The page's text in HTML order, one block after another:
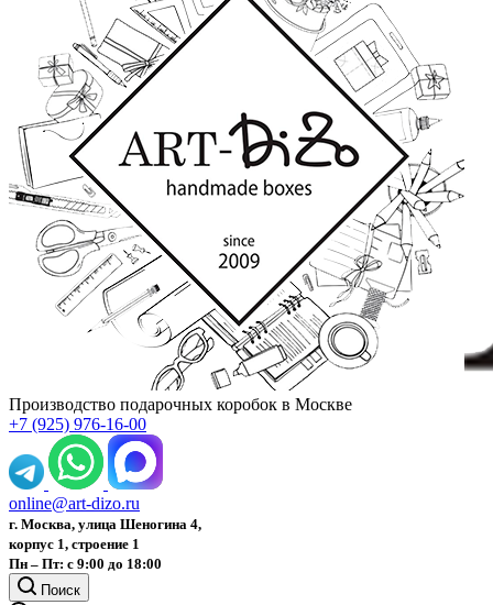
Производство подарочных коробок в Москве
+7 (925) 976-16-00
online@art-dizo.ru
г. Москва, улица Шеногина 4,
корпус 1, строение 1
Пн – Пт: с 9:00 до 18:00
Поиск